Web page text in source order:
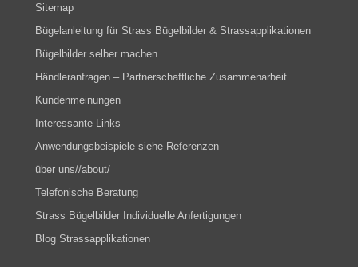
Sitemap
Bügelanleitung für Strass Bügelbilder & Strassapplikationen
Bügelbilder selber machen
Händleranfragen – Partnerschaftliche Zusammenarbeit
Kundenmeinungen
Interessante Links
Anwendungsbeispiele siehe Referenzen
über uns//about/
Telefonische Beratung
Strass Bügelbilder Individuelle Anfertigungen
Blog Strassapplikationen